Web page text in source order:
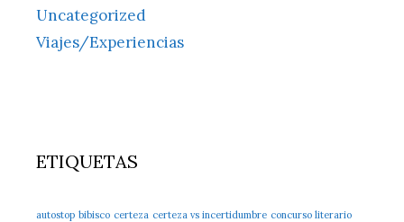
Uncategorized
Viajes/Experiencias
ETIQUETAS
autostop bibisco certeza certeza vs incertidumbre concurso literario